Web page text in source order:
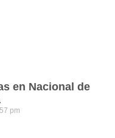
en Nacional de
pm